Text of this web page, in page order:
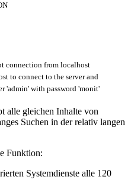
connection from localhost
to connect to the server and
'admin' with password 'monit'
alle gleichen Inhalte von
Suchen in der relativ langen
Funktion:
Systemdienste alle 120